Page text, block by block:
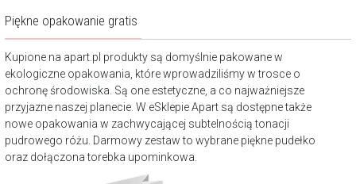
Piękne opakowanie gratis
Kupione na apart.pl produkty są domyślnie pakowane w
ekologiczne opakowania, które wprowadziliśmy w trosce o
ochronę środowiska. Są one estetyczne, a co najważniejsze
przyjazne naszej planecie. W eSklepie Apart są dostępne także
nowe opakowania w zachwycającej subtelnością tonacji
pudrowego różu. Darmowy zestaw to wybrane piękne pudełko
oraz dołączona torebka upominkowa.